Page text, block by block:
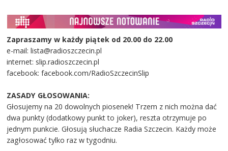
Zapraszamy w każdy piątek od 20.00 do 22.00
e-mail: lista@radioszczecin.pl
internet: slip.radioszczecin.pl
facebook: facebook.com/RadioSzczecinSlip
ZASADY GŁOSOWANIA:
Głosujemy na 20 dowolnych piosenek! Trzem z nich można dać
dwa punkty (dodatkowy punkt to joker), reszta otrzymuje po
jednym punkcie. Głosują słuchacze Radia Szczecin. Każdy może
zagłosować tylko raz w tygodniu.